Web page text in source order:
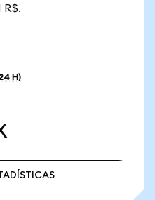
R$.
H)